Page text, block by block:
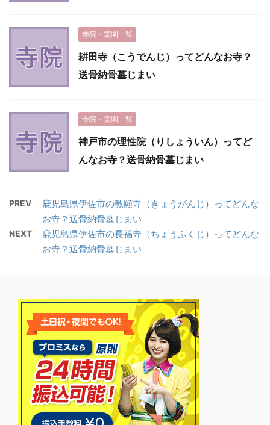
寺院・霊園一覧
耕田寺（こうでんじ）ってどんなお寺？
送骨納骨墓じまい
寺院・霊園一覧
神戸市の理性院（りしょういん）ってど
んなお寺？送骨納骨墓じまい
PREV
鹿児島県伊佐市の教願寺（きょうがんじ）ってどんな
お寺？送骨納骨墓じまい
NEXT
鹿児島県伊佐市の長福寺（ちょうふくじ）ってどんな
お寺？送骨納骨墓じまい